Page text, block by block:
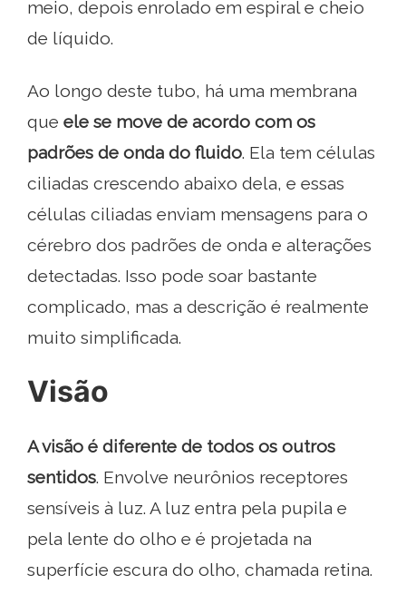
meio, depois enrolado em espiral e cheio
de líquido.
Ao longo deste tubo, há uma membrana
que ele se move de acordo com os
padrões de onda do fluido. Ela tem células
ciliadas crescendo abaixo dela, e essas
células ciliadas enviam mensagens para o
cérebro dos padrões de onda e alterações
detectadas. Isso pode soar bastante
complicado, mas a descrição é realmente
muito simplificada.
Visão
A visão é diferente de todos os outros
sentidos. Envolve neurônios receptores
sensíveis à luz. A luz entra pela pupila e
pela lente do olho e é projetada na
superfície escura do olho, chamada retina.